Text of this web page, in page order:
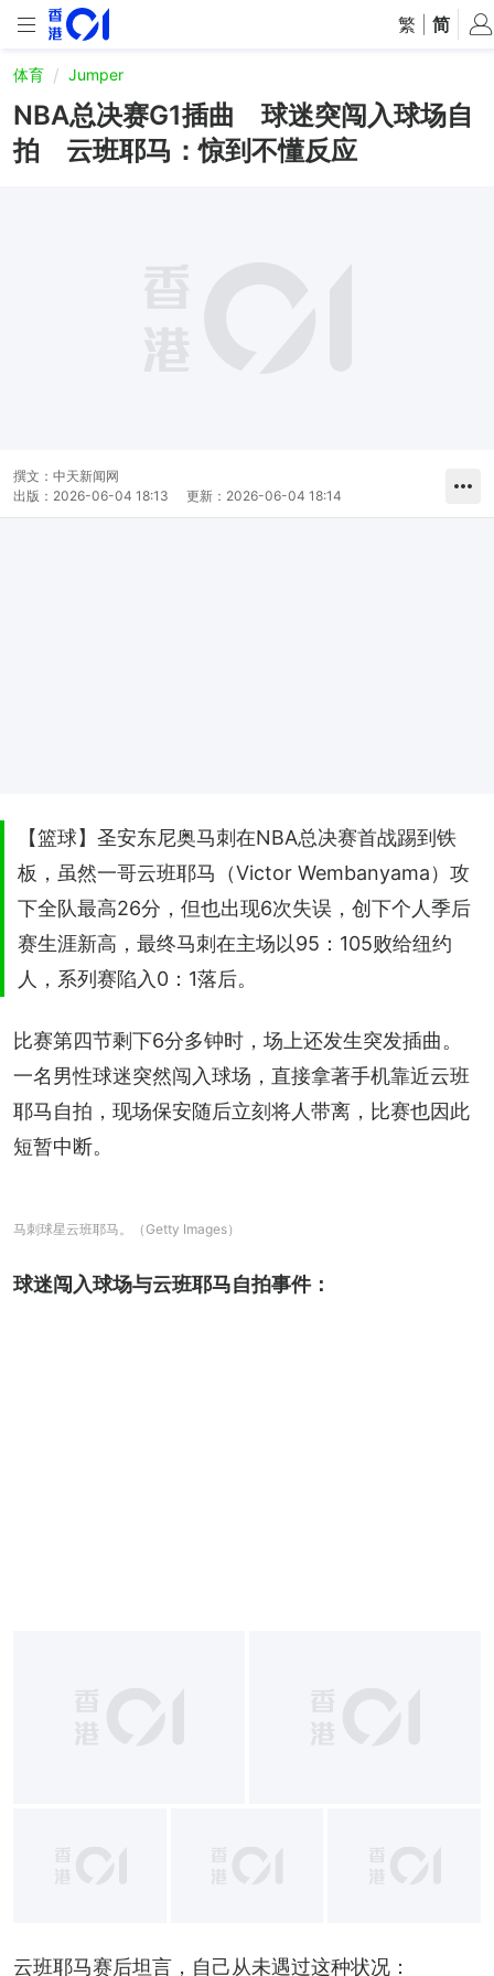
繁 简
体育 Jumper
NBA总决赛G1插曲 球迷突闯入球场自
拍 云班耶马：惊到不懂反应
撰文： 中天新闻网
出版： 2026-06-04 18:13 更新： 2026-06-04 18:14
【篮球】圣安东尼奥马刺在NBA总决赛首战踢到铁
板，虽然一哥云班耶马（Victor Wembanyama）攻
下全队最高26分，但也出现6次失误，创下个人季后
赛生涯新高，最终马刺在主场以95：105败给纽约
人，系列赛陷入0：1落后。
比赛第四节剩下6分多钟时，场上还发生突发插曲。
一名男性球迷突然闯入球场，直接拿著手机靠近云班
耶马自拍，现场保安随后立刻将人带离，比赛也因此
短暂中断。
马刺球星云班耶马。（Getty Images）
球迷闯入球场与云班耶马自拍事件：
+ 1
云班耶马赛后坦言，自己从未遇过这种状况：